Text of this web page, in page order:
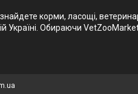
корми, ласощі,
Україні. Обираючи